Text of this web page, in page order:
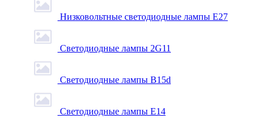
Низковольтные светодиодные лампы E27
Светодиодные лампы 2G11
Светодиодные лампы B15d
Светодиодные лампы E14